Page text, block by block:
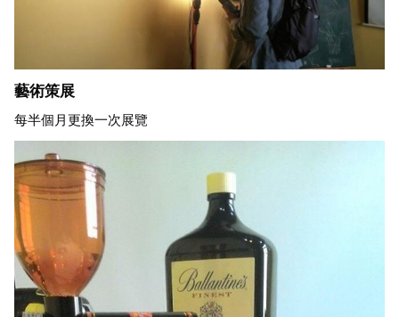
藝術策展
每半個月更換一次展覽